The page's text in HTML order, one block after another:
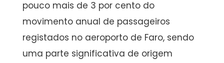
pouco mais de 3 por cento do
movimento anual de passageiros
registados no aeroporto de Faro, sendo
uma parte significativa de origem